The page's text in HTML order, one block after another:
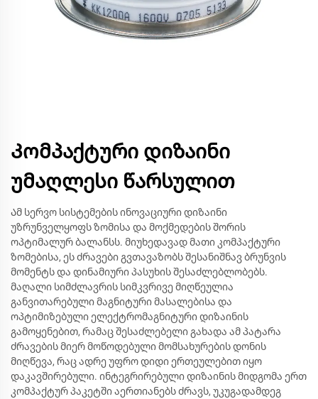
Კომპაქტური დიზაინი
უმაღლესი წარსულით
Ამ სერვო სისტემების ინოვაციური დიზაინი
უზრუნველყოფს ზომისა და მოქმედების შორის
ოპტიმალურ ბალანსს. მიუხედავად მათი კომპაქტური
ზომებისა, ეს ძრავები გვთავაზობს შესანიშნავ ბრუნვის
მომენტს და დინამიური პასუხის შესაძლებლობებს.
მაღალი სიმძლავრის სიმკვრივე მიღწეულია
განვითარებული მაგნიტური მასალებისა და
ოპტიმიზებული ელექტრომაგნიტური დიზაინის
გამოყენებით, რამაც შესაძლებელი გახადა ამ პატარა
ძრავების მიერ მოწოდებული მომსახურების დონის
მიღწევა, რაც ადრე უფრო დიდი ერთეულებით იყო
დაკავშირებული. ინტეგრირებული დიზაინის მიდგომა ერთ
კომპაქტურ პაკეტში აერთიანებს ძრავს, უკუგადამდეგ